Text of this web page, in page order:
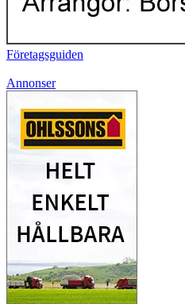
Företagsguiden
Annonser